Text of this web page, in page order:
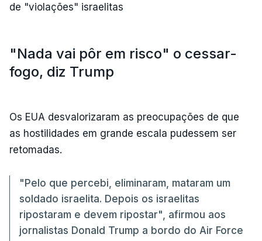
de "violações" israelitas
"Nada vai pôr em risco" o cessar-
fogo, diz Trump
Os EUA desvalorizaram as preocupações de que
as hostilidades em grande escala pudessem ser
retomadas.
"Pelo que percebi, eliminaram, mataram um
soldado israelita. Depois os israelitas
ripostaram e devem ripostar", afirmou aos
jornalistas Donald Trump a bordo do Air Force